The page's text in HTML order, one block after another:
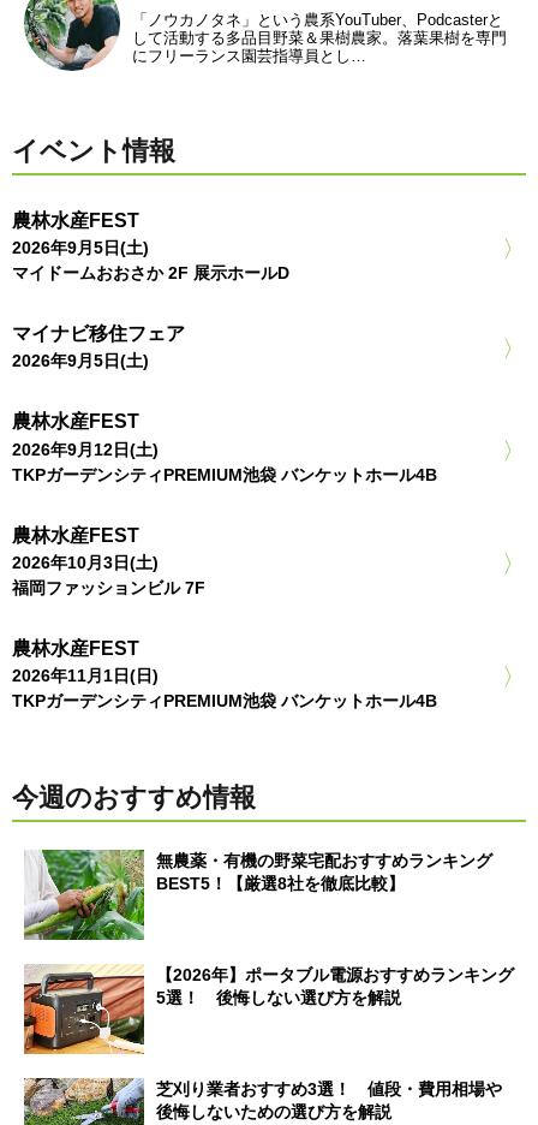
「ノウカノタネ」という農系YouTuber、Podcasterと
して活動する多品目野菜＆果樹農家。落葉果樹を専門
にフリーランス園芸指導員とし…
イベント情報
農林水産FEST
2026年9月5日(土)
マイドームおおさか 2F 展示ホールD
マイナビ移住フェア
2026年9月5日(土)
農林水産FEST
2026年9月12日(土)
TKPガーデンシティPREMIUM池袋 バンケットホール4B
農林水産FEST
2026年10月3日(土)
福岡ファッションビル 7F
農林水産FEST
2026年11月1日(日)
TKPガーデンシティPREMIUM池袋 バンケットホール4B
今週のおすすめ情報
無農薬・有機の野菜宅配おすすめランキング
BEST5！【厳選8社を徹底比較】
【2026年】ポータブル電源おすすめランキング
5選！ 後悔しない選び方を解説
芝刈り業者おすすめ3選！ 値段・費用相場や
後悔しないための選び方を解説